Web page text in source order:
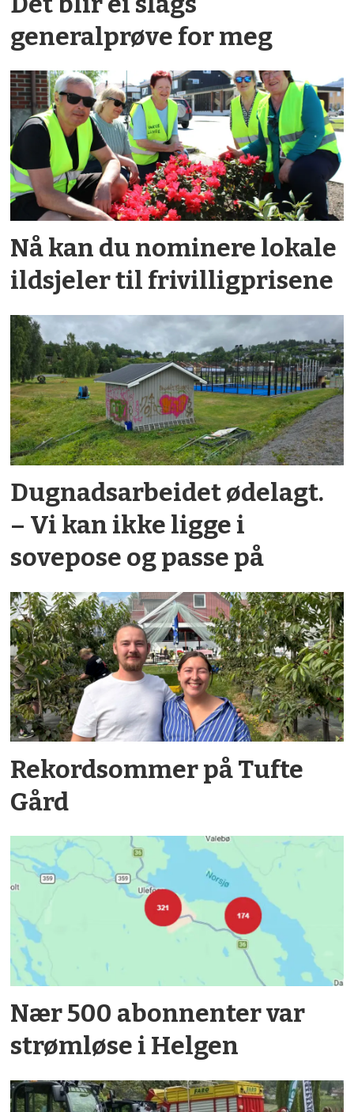
generalprøve for meg
Nå kan du nominere lokale
ildsjeler til frivilligprisene
Dugnadsarbeidet ødelagt.
– Vi kan ikke ligge i
sovepose og passe på
Rekordsommer på Tufte
Gård
Nær 500 abonnenter var
strømløse i Helgen